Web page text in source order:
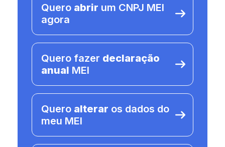
Quero abrir um CNPJ MEI
agora
Quero fazer declaração
anual MEI
Quero alterar os dados do
meu MEI